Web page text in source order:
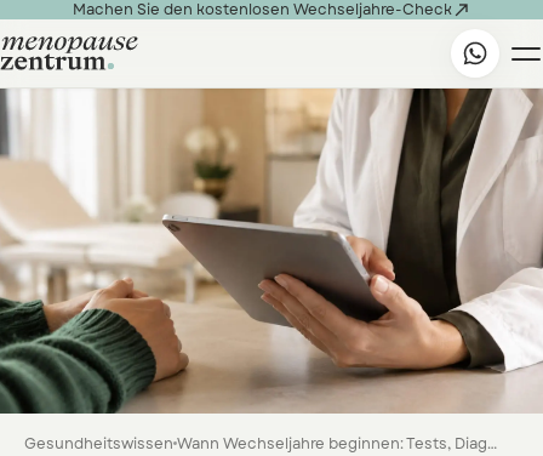
Machen Sie den kostenlosen Wechseljahre-Check
Gesundheitswissen Wann Wechseljahre beginnen: Tests, Diagnostik und Sofortmaßnahmen